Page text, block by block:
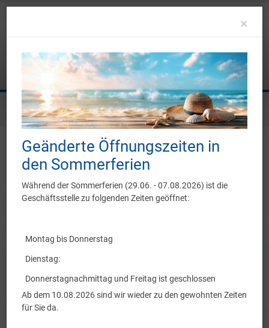
Sie befinden sich hier: Sportangebot Bogensport
Bogensport
Bogenschützen
×
Geänderte Öffnungszeiten in
den Sommerferien
Während der Sommerferien (29.06. - 07.08.2026) ist die
Geschäftsstelle zu folgenden Zeiten geöffnet:
Montag bis Donnerstag
Dienstag:
Donnerstagnachmittag und Freitag ist geschlossen
Ab dem 10.08.2026 sind wir wieder zu den gewohnten Zeiten
für Sie da.